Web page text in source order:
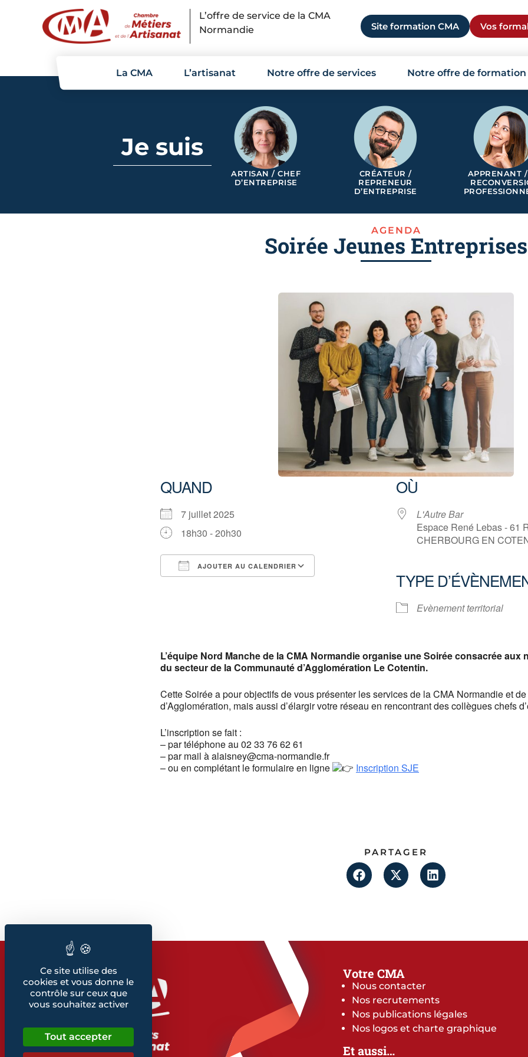
L’offre de service de la CMA
Normandie
Site formation CMA Vos
La CMA L’artisanat Notre offre de services Notre offre de formation
Je suis
ARTISAN / CHEF
D’ENTREPRISE
CRÉATEUR /
REPRENEUR
D’ENTREPRISE
APPRENANT
AGENDA
Soirée Jeunes Entreprises
QUAND
7 juillet 2025
18h30 - 20h30
AJOUTER AU CALENDRIER
Calendrier Google iCalendar
OÙ
L'Autre Bar
Espace René Lebas - 61
CHERBOURG EN
TYPE
Evènement territorial
L’équipe Nord Manche de la CMA Normandie organise une Soirée consacrée aux
du secteur de la Communauté d’Agglomération Le Cotentin.
Cette Soirée a pour objectifs de vous présenter les services de la CMA Normandie et
d’Agglomération, mais aussi d’élargir votre réseau en rencontrant des collègues chefs
L’inscription se fait :
– par téléphone au 02 33 76 62 61
– par mail à alaisney@cma-normandie.fr
– ou en complétant le formulaire en ligne
Inscription SJE
PARTAGER
Votre CMA
Nous contacter
Nos recrutements
Nos publications légales
Nos logos et charte graphique
Et aussi…
Panneau de gestion des cookies
Ce site utilise des
cookies et vous donne le
contrôle sur ceux que
vous souhaitez activer
Tout accepter